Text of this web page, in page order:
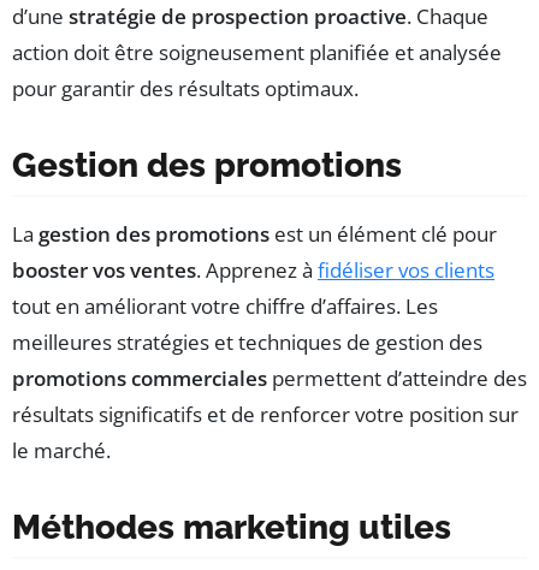
d’une stratégie de prospection proactive. Chaque
action doit être soigneusement planifiée et analysée
pour garantir des résultats optimaux.
Gestion des promotions
La gestion des promotions est un élément clé pour
booster vos ventes. Apprenez à fidéliser vos clients
tout en améliorant votre chiffre d’affaires. Les
meilleures stratégies et techniques de gestion des
promotions commerciales permettent d’atteindre des
résultats significatifs et de renforcer votre position sur
le marché.
Méthodes marketing utiles